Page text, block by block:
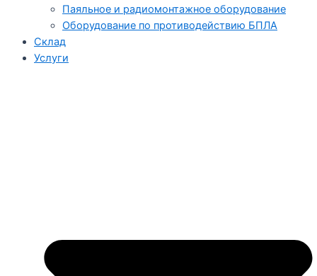
Паяльное и радиомонтажное оборудование
Оборудование по противодействию БПЛА
Склад
Услуги